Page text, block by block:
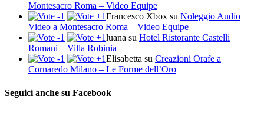
Montesacro Roma – Video Equipe
Francesco Xbox su Noleggio Audio
Video a Montesacro Roma – Video Equipe
luana su Hotel Ristorante Castelli
Romani – Villa Robinia
Elisabetta su Creazioni Orafe a
Cornaredo Milano – Le Forme dell’Oro
Seguici anche su Facebook